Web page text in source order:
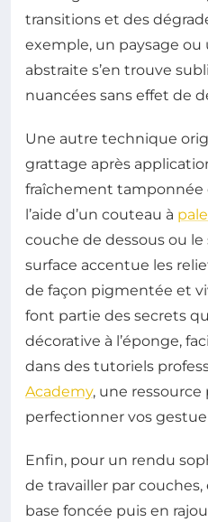
transitions et des
exemple, un paysage ou
abstraite s’en trouve
nuancées sans effet de
Une autre technique
grattage après
fraîchement tamponnée
l’aide d’un couteau à
couche de dessous ou le
surface accentue les
de façon pigmentée et
font partie des secrets
décorative à l’éponge,
dans des tutoriels
Academy, une
perfectionner vos
Enfin, pour un rendu
de travailler par
base foncée puis en